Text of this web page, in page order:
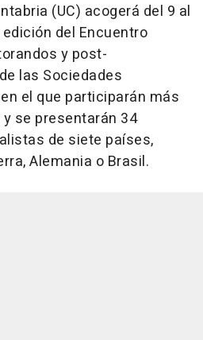
(UC) acogerá del 9 al
del Encuentro
y post-
las Sociedades
el que participarán más
se presentarán 34
de siete países,
Alemania o Brasil.